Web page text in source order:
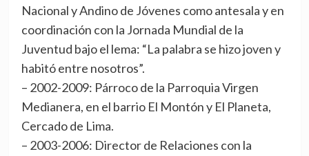
Nacional y Andino de Jóvenes como antesala y en
coordinación con la Jornada Mundial de la
Juventud bajo el lema: “La palabra se hizo joven y
habitó entre nosotros”.
– 2002-2009: Párroco de la Parroquia Virgen
Medianera, en el barrio El Montón y El Planeta,
Cercado de Lima.
– 2003-2006: Director de Relaciones con la